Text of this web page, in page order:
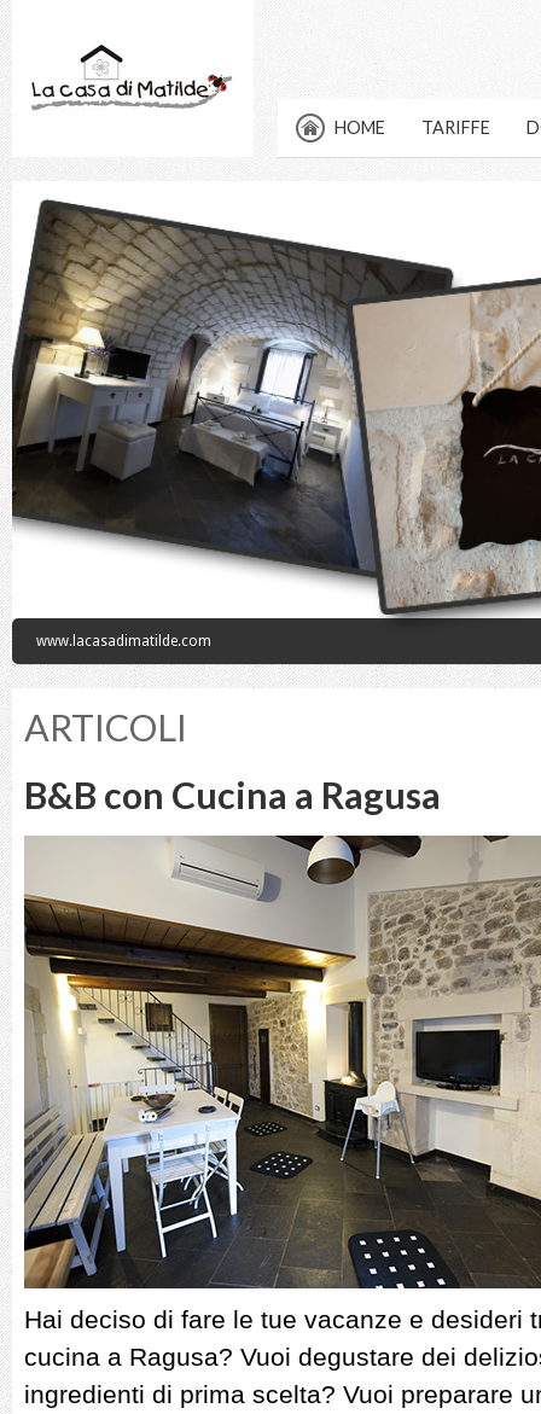
HOME TARIFFE
www.lacasadimatilde.com
ARTICOLI
B&B con Cucina a Ragusa
Hai deciso di fare le tue vacanze e desideri
cucina a Ragusa? Vuoi degustare dei
ingredienti di prima scelta? Vuoi preparare